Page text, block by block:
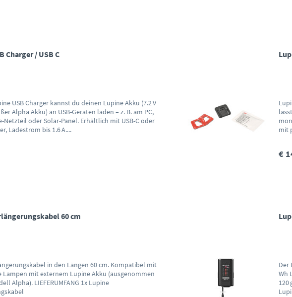
Charger / USB C
USB Charger kannst du deinen Lupine Akku (7.2 V
Alpha Akku) an USB-Geräten laden – z. B. am PC,
Netzteil oder Solar-Panel. Erhältlich mit USB-C oder
Ladestrom bis 1.6 A....
mit
€
60 cm
in den Längen 60 cm. Kompatibel mit
Lampen mit externem Lupine Akku (ausgenommen
Alpha). LIEFERUMFANG 1x Lupine
Der
Wh
120